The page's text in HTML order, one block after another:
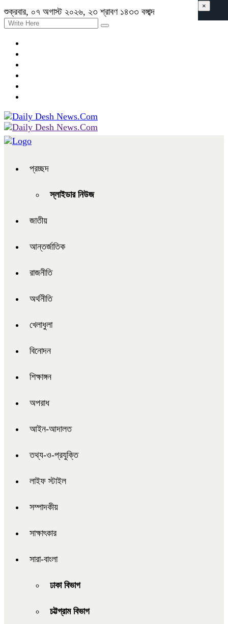
শুক্রবার, ০৭ অগাস্ট ২০২৬, ২৩ শ্রাবণ ১৪৩৩ বঙ্গাব্দ
প্রচ্ছদ
স্লাইডার নিউজ
জাতীয়
আন্তর্জাতিক
রাজনীতি
অর্থনীতি
খেলাধুলা
বিনোদন
শিক্ষাঙ্গন
অপরাধ
আইন-আদালত
তথ্য-ও-প্রযুক্তি
লাইফ স্টাইল
সম্পাদকীয়
সাক্ষাৎকার
সারা-বাংলা
ঢাকা বিভাগ
চট্টগ্রাম বিভাগ
×